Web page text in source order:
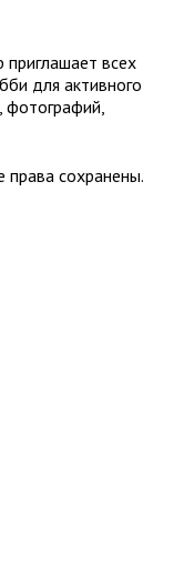
всех
для активного
сохранены.